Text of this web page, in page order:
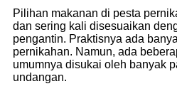
Pilihan makanan di pesta
dan sering kali disesuaikan
pengantin. Praktisnya ada
pernikahan. Namun, ada
umumnya disukai oleh banyak
undangan.